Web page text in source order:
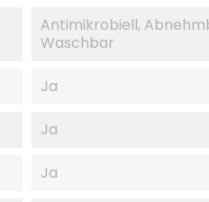
Antimikrobiell,
Waschbar
Ja
Ja
Ja